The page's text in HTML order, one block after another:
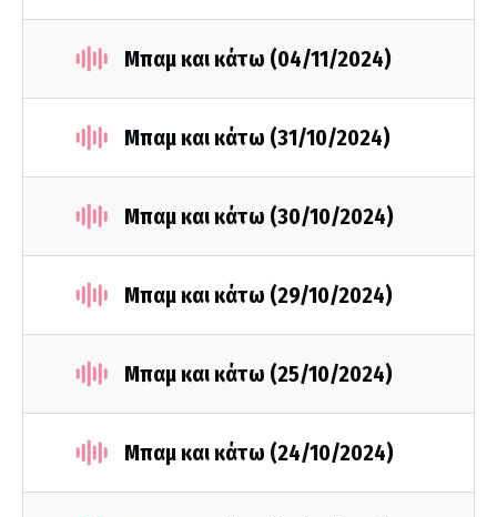
Μπαμ και κάτω (04/11/2024)
Μπαμ και κάτω (31/10/2024)
Μπαμ και κάτω (30/10/2024)
Μπαμ και κάτω (29/10/2024)
Μπαμ και κάτω (25/10/2024)
Μπαμ και κάτω (24/10/2024)